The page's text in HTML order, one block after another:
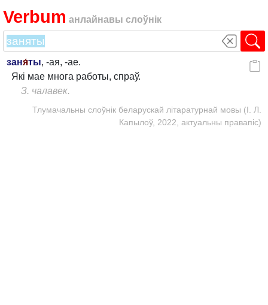
Verbum анлайнавы слоўнік
заня́ты, -ая, -ае.
Які мае многа работы, спраў.
З. чалавек.
Тлумачальны слоўнік беларускай літаратурнай мовы (І. Л.
Капылоў, 2022, актуальны правапіс)